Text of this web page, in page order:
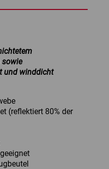
sowie
und winddicht
(reflektiert 80% der